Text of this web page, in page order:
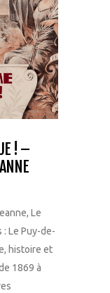
! –
Le
: Le Puy-de-
histoire et
1869 à